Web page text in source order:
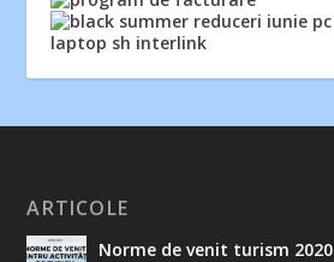
ARTICOLE
Norme de venit turism 2020